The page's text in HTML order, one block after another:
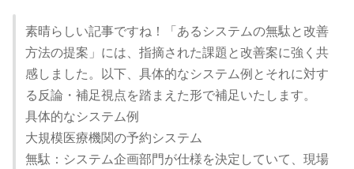
素晴らしい記事ですね！「あるシステムの無駄と改善
方法の提案」には、指摘された課題と改善案に強く共
感しました。以下、具体的なシステム例とそれに対す
る反論・補足視点を踏まえた形で補足いたします。
具体的なシステム例
大規模医療機関の予約システム
無駄：システム企画部門が仕様を決定していて、現場